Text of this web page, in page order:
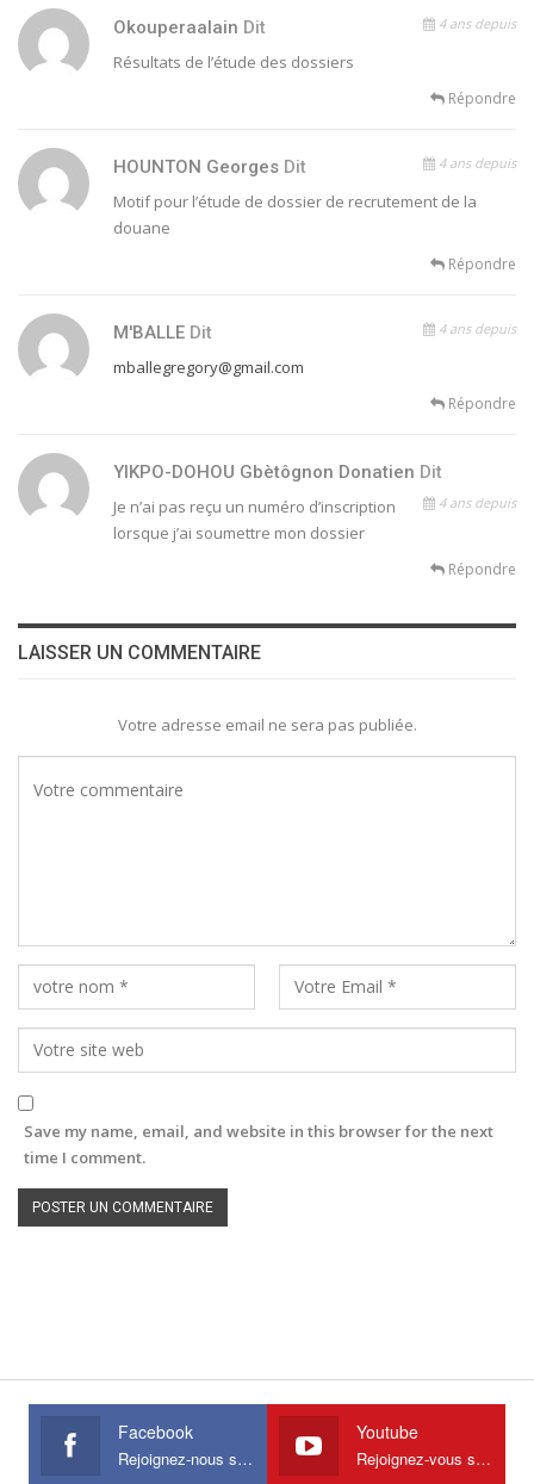
Okouperaalain Dit 4 ans depuis
Résultats de l’étude des dossiers
Répondre
HOUNTON Georges Dit 4 ans depuis
Motif pour l’étude de dossier de recrutement de la
douane
Répondre
M'BALLE Dit 4 ans depuis
mballegregory@gmail.com
Répondre
YIKPO-DOHOU Gbètôgnon Donatien Dit
4 ans depuis
Je n’ai pas reçu un numéro d’inscription
lorsque j’ai soumettre mon dossier
Répondre
LAISSER UN COMMENTAIRE
Votre adresse email ne sera pas publiée.
Save my name, email, and website in this browser for the next
time I comment.
Facebook
Rejoignez-nous sur Facebook
Youtube
Rejoignez-vous sur Youtube